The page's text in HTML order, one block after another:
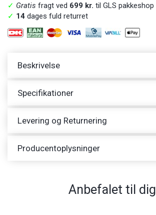
✓ Gratis fragt ved 699 kr. til GLS pakkeshop
✓ 14 dages fuld returret
Beskrivelse
Specifikationer
Levering og Returnering
Producentoplysninger
Anbefalet til dig